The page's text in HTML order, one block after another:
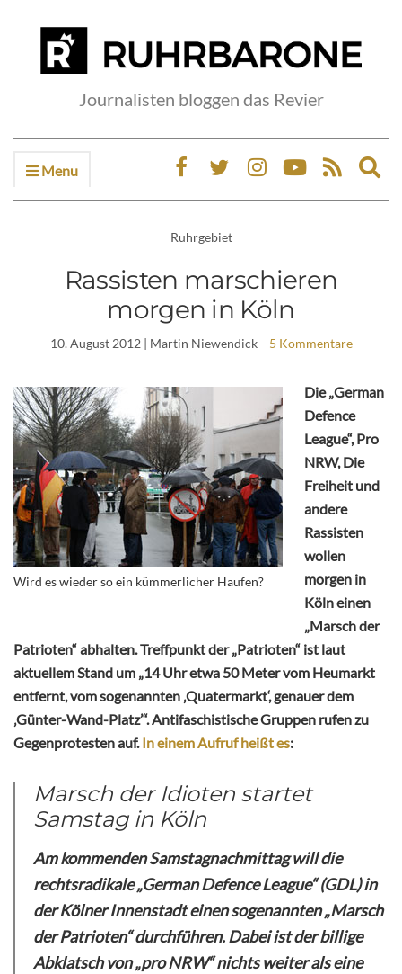
Journalisten bloggen das Revier
Menu
Ruhrgebiet
Rassisten marschieren
morgen in Köln
10. August 2012| Martin Niewendick 5 Kommentare
Wird es wieder so ein kümmerlicher Haufen?
Die „German
Defence
League“, Pro
NRW, Die
Freiheit und
andere
Rassisten
wollen
morgen in
Köln einen
„Marsch der
Patrioten“ abhalten. Treffpunkt der „Patrioten“ ist laut
aktuellem Stand um „14 Uhr etwa 50 Meter vom Heumarkt
entfernt, vom sogenannten ‚Quatermarkt‘, genauer dem
‚Günter-Wand-Platz’“. Antifaschistische Gruppen rufen zu
Gegenprotesten auf.In einem Aufruf heißt es:
Marsch der Idioten startet
Samstag in Köln
Am kommenden Samstagnachmittag will die
rechtsradikale „German Defence League“ (GDL) in
der Kölner Innenstadt einen sogenannten „Marsch
der Patrioten“ durchführen. Dabei ist der billige
Abklatsch von „pro NRW“ nichts weiter als eine